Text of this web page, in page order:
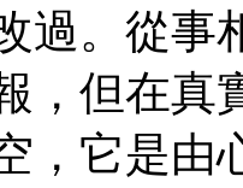
過。從事
，但在真
，它是由